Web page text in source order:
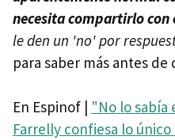
necesita compartirlo con
le den un 'no' por
para saber más antes de
En Espinof | "No lo sabía
Farrelly confiesa lo